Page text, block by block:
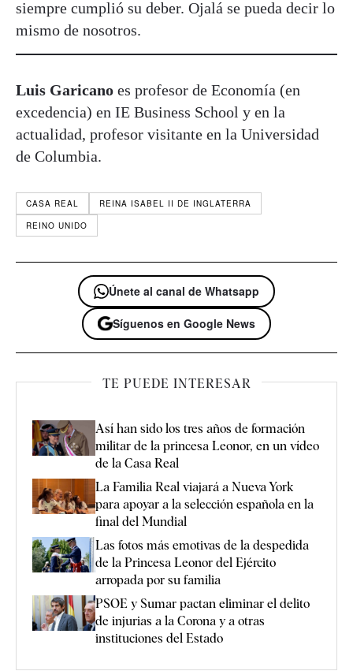
siempre cumplió su deber. Ojalá se pueda decir lo
mismo de nosotros.
Luis Garicano es profesor de Economía (en
excedencia) en IE Business School y en la
actualidad, profesor visitante en la Universidad
de Columbia.
CASA REAL
REINA ISABEL II DE INGLATERRA
REINO UNIDO
Únete al canal de Whatsapp
Síguenos en Google News
TE PUEDE INTERESAR
Así han sido los tres años de formación
militar de la princesa Leonor, en un vídeo
de la Casa Real
La Familia Real viajará a Nueva York
para apoyar a la selección española en la
final del Mundial
Las fotos más emotivas de la despedida
de la Princesa Leonor del Ejército
arropada por su familia
PSOE y Sumar pactan eliminar el delito
de injurias a la Corona y a otras
instituciones del Estado